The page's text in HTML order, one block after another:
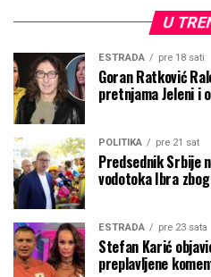
U
ESTRADA pre 18 sati
Goran Ratković
pretnjama Jeleni i
POLITIKA pre 21 sat
Predsednik Srbije
vodotoka Ibra
ESTRADA pre 23 sata
Stefan Karić
preplavljene